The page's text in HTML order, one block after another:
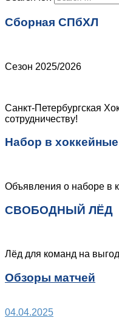
Сборная СПбХЛ
Сезон 2025/2026
Санкт-Петербургская
сотрудничеству!
Набор в
Объявления о наборе в
СВОБОДНЫЙ ЛЁД
Лёд для команд на
Обзоры матчей
04.04.2025